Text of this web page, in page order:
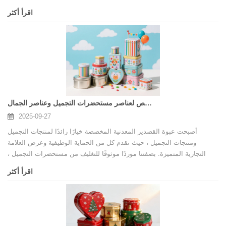
التخصيص الكاملة ، تساعد مصنعنا العلامات التجارية التجميلية العالمية على
اقرأ أكثر
تغليف مربع القصدير المخصص لعناصر مستحضرات التجميل وعناصر الجمال
2025-09-27
أصبحت عبوة القصدير المعدنية المخصصة خيارًا رائدًا لمنتجات التجميل
ومنتجات التجميل ، حيث تقدم كل من الحماية الوظيفية وعرض العلامة
التجارية المتميزة. بصفتنا موردًا موثوقًا للتغليف من مستحضرات التجميل ،
يتخصص مصنعنا في تصميم وتصنيع الحلول المصممة خصيصًا تساعد العلامات
التجارية للجمال في سوق تنافسية. تستكشف هذه المقالة فوائد عبوات
اقرأ أكثر